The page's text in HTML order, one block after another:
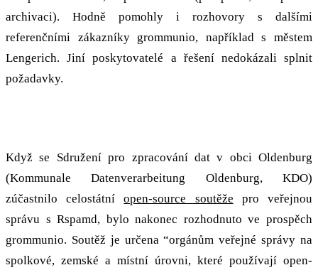
archivaci). Hodně pomohly i rozhovory s dalšími
referenčními zákazníky grommunio, například s městem
Lengerich. Jiní poskytovatelé a řešení nedokázali splnit
požadavky.
Když se Sdružení pro zpracování dat v obci Oldenburg
(Kommunale Datenverarbeitung Oldenburg, KDO)
zúčastnilo celostátníopen-source soutěže pro veřejnou
správu s Rspamd, bylo nakonec rozhodnuto ve prospěch
grommunio. Soutěž je určena “orgánům veřejné správy na
spolkové, zemské a místní úrovni, které používají open-